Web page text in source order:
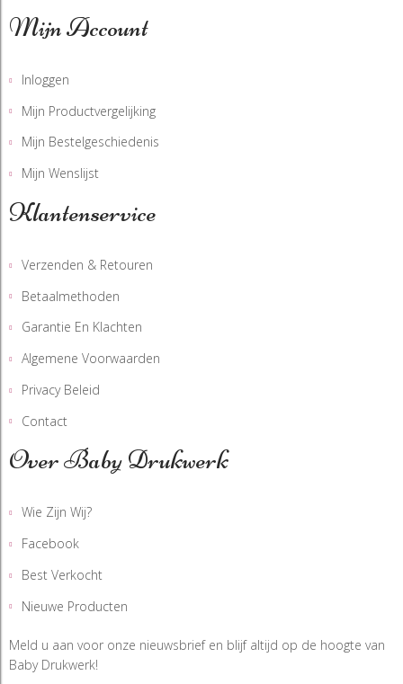
Mijn Account
Inloggen
Mijn Productvergelijking
Mijn Bestelgeschiedenis
Mijn Wenslijst
Klantenservice
Verzenden & Retouren
Betaalmethoden
Garantie En Klachten
Algemene Voorwaarden
Privacy Beleid
Contact
Over Baby Drukwerk
Wie Zijn Wij?
Facebook
Best Verkocht
Nieuwe Producten
Meld u aan voor onze nieuwsbrief en blijf altijd op de hoogte van
Baby Drukwerk!